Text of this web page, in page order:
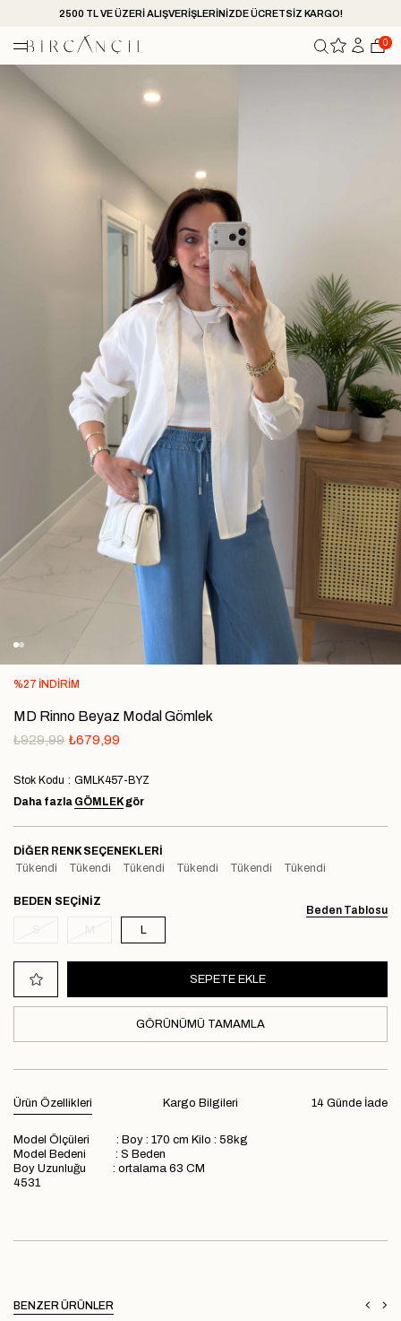
2500 TL VE ÜZERİ ALIŞVERİŞLERİNİZDE ÜCRETSİZ KARGO!
0
%27 İNDIRIM
MD Rinno Beyaz Modal Gömlek
₺929,99 ₺679,99
Stok Kodu
GMLK457-BYZ
Daha fazla GÖMLEKgör
DIĞER RENK SEÇENEKLERI
Tükendi
Tükendi Tükendi Tükendi Tükendi Tükendi
Beden Tablosu
BEDEN
L
GÖRÜNÜMÜ TAMAMLA
Ürün Özellikleri 14 Günde İade
Kargo Bilgileri
Model Ölçüleri : Boy : 170 cm Kilo : 58kg
Model Bedeni : S Beden
Boy Uzunluğu : ortalama 63 CM
4531
BENZER ÜRÜNLER